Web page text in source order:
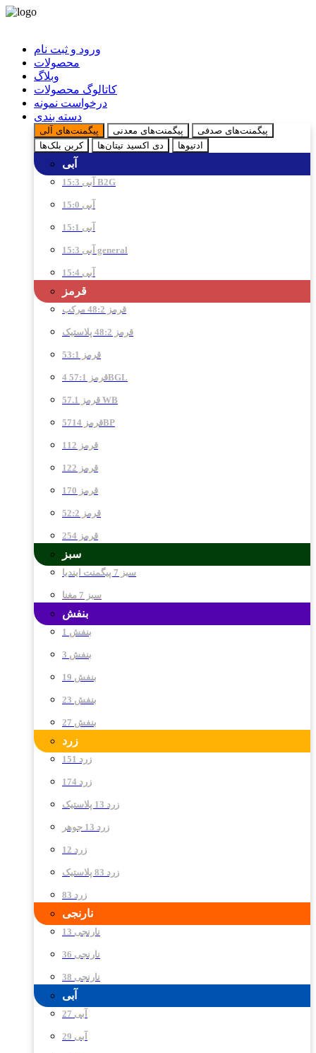
ورود و ثبت نام
محصولات
وبلاگ
کاتالوگ محصولات
درخواست نمونه
دسته بندی
پیگمنت‌های آلی پیگمنت‌های معدنی
پیگمنت‌های صدفی
کربن بلک‌ها
دی اکسید تیتان‌ها ادتیو‌ها
آبی
آبی 15:3 B2G
آبی 15:0
آبی 15:1
آبی 15:3 general
آبی 15:4
قرمز
قرمز 48:2 مرکب
قرمز 48:2 پلاستیک
قرمز 53:1
قرمز 57:1 4BGL
قرمز 57.1 WB
قرمز 5714BP
قرمز 112
قرمز 122
قرمز 170
قرمز 52:2
قرمز 254
سبز
سبز 7 پیگمنت ایندیا
سبز 7 مغنا
بنفش
بنفش 1
بنفش 3
بنفش 19
بنفش 23
بنفش 27
زرد
زرد 151
زرد 174
زرد 13 پلاستیک
زرد 13 جوهر
زرد 12
زرد 83 پلاستیک
زرد 83
نارنجی
نارنجی 13
نارنجی 36
نارنجی 38
آبی
آبی 27
آبی 29